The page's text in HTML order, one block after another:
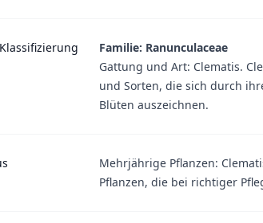
Familie: Ranunculaceae
Gattung und Art: Clematis.
und Sorten, die sich durch
Blüten auszeichnen.
Mehrjährige Pflanzen:
Pflanzen, die bei richtiger